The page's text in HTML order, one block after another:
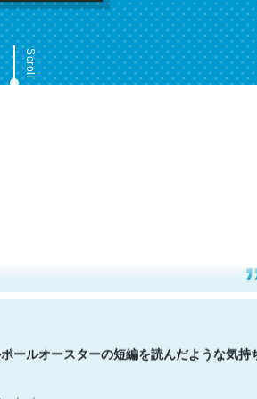
Scroll
なと凄く思う。英語少しでも読める人は原文
Go. Then Covid hit. Shit.
トバー
ールオースターの短編を読んだような気持ち
トバー